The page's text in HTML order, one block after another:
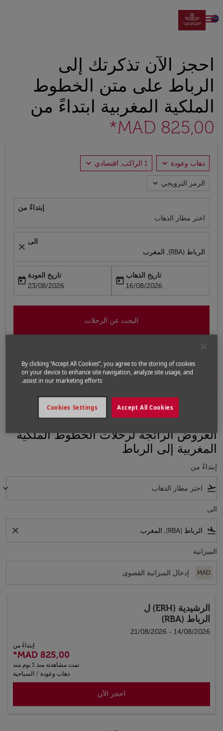

احجز الآن تذكرتك إلى
الرباط على متن الخطوط
الملكية المغربية ابتداءً من
MAD 825,00*
ذهاب وعودة expand_more 1 الراكب, اقتصادي expand_more
الرمز الترويجي expand_more
إبتداءً من
اختر مطار الذهاب
الى
الرباط (RBA), المغرب
close
تاريخ الذهاب
fc-booking-departure-date-aria-label
16/08/2026
today
تاريخ العودة
fc-booking-return-date-aria-label
23/08/2026
today
البحث عن الرحلات
رحلات إلى المغرب
رحلات
العروض الرائجة لرحلات الخطوط الملكية
المغربية إلى الرباط
إبتداءً من
flight_takeoff
keyboard_arrow_down
الى
flight_land
close
الميزانية
MAD
الرشيدية (ERH)
ل
الرباط (RBA)
14/08/2026 - 21/08/2026
إبتداءً من
MAD 825,00
*
تمت مشاهدته منذ 1 يوم منذ
ذهاب وعودة / السياحية
احجز الآن
By clicking “Accept All Cookies”, you agree to the storing of cookies
on your device to enhance site navigation, analyze site usage, and
assist in our marketing efforts.
Accept All Cookies
Cookies Settings